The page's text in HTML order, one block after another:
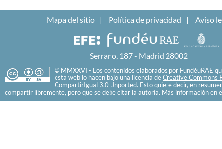
Mapa del sitio Política de privacidad Aviso
Serrano, 187 - Madrid 28002
© MMXXVI - Los contenidos elaborados por FundéuRAE
esta web lo hacen bajo una licencia de Creative Commons
CompartirIgual 3.0 Unported. Esto quiere decir, en
compartir libremente, pero que se debe citar la autoría. Más información en